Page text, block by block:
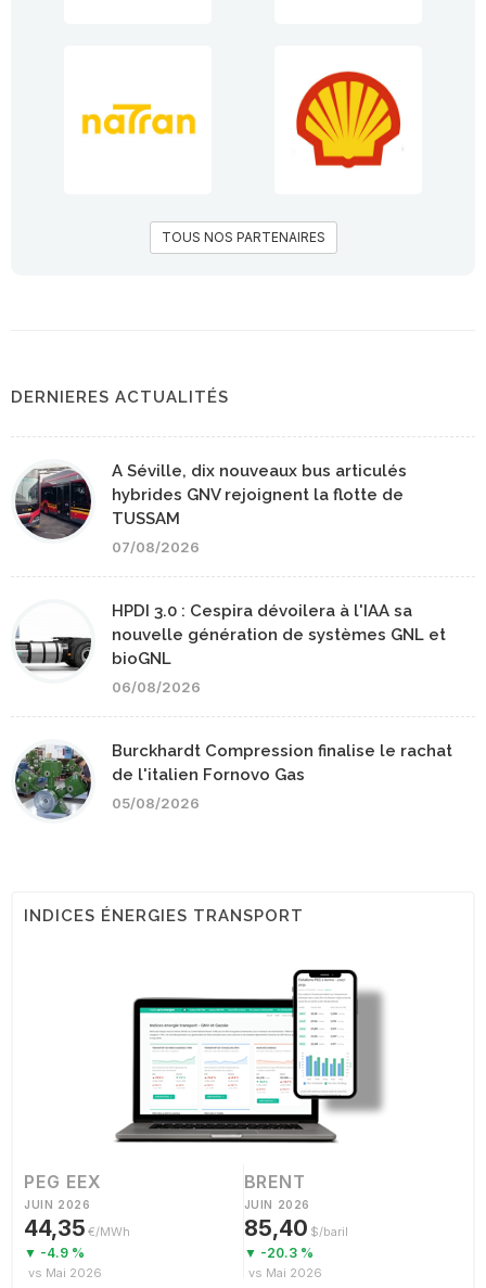
TOUS NOS PARTENAIRES
DERNIERES ACTUALITÉS
A Séville, dix nouveaux bus articulés
hybrides GNV rejoignent la flotte de
TUSSAM
07/08/2026
HPDI 3.0 : Cespira dévoilera à l'IAA sa
nouvelle génération de systèmes GNL et
bioGNL
06/08/2026
Burckhardt Compression finalise le rachat
de l'italien Fornovo Gas
05/08/2026
INDICES ÉNERGIES TRANSPORT
PEG EEX
JUIN 2026
44,35 €/MWh
▼ -4.9 %
vs Mai 2026
BRENT
JUIN 2026
85,40 $/baril
▼ -20.3 %
vs Mai 2026